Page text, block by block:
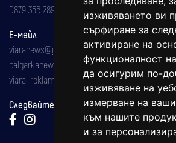
изживяването ви
сърфиране за
активиране на
функционалност
да осигурим по-
изживяване на
измерване на
към нашите
и за
0879 356 289
Е-мейл
viaranews@gmail.com
balgarkanews@gmail.com
viara_reklama@mail.bg
Следвайте ни: